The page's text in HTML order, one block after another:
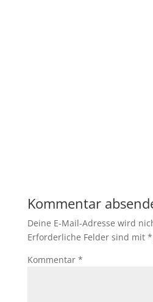
Kommentar
Deine E-Mail-Adresse wird
Erforderliche Felder sind mit *
Kommentar *